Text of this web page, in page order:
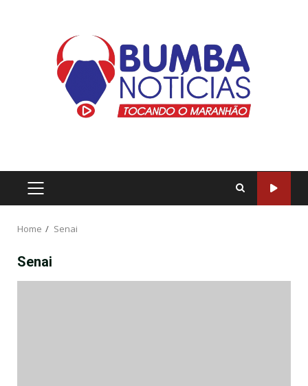
Home Senai
Senai